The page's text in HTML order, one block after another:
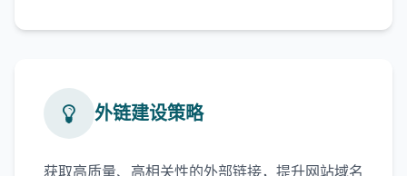
外链建设策略
获取高质量、高相关性的外部链接，提升网站域名